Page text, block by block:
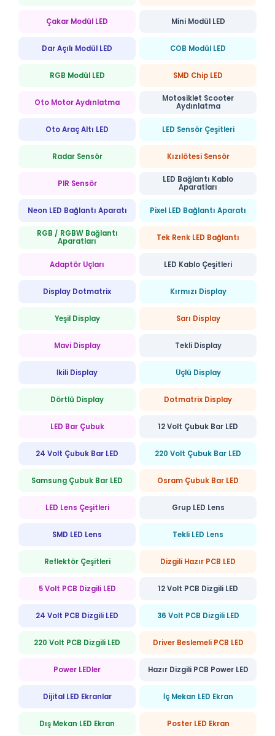
Çakar Modül LED Mini Modül LED
Dar Açılı Modül LED COB Modül LED
RGB Modül LED SMD Chip LED
Oto Motor Aydınlatma
Motosiklet Scooter
Aydınlatma
Oto Araç Altı LED LED Sensör Çeşitleri
Radar Sensör Kızılötesi Sensör
PIR Sensör
LED Bağlantı Kablo
Aparatları
Neon LED Bağlantı Aparatı Pixel LED Bağlantı Aparatı
RGB / RGBW Bağlantı
Aparatları
Tek Renk LED Bağlantı
Adaptör Uçları LED Kablo Çeşitleri
Display Dotmatrix Kırmızı Display
Yeşil Display Sarı Display
Mavi Display Tekli Display
İkili Display Üçlü Display
Dörtlü Display Dotmatrix Display
LED Bar Çubuk 12 Volt Çubuk Bar LED
24 Volt Çubuk Bar LED 220 Volt Çubuk Bar LED
Samsung Çubuk Bar LED Osram Çubuk Bar LED
LED Lens Çeşitleri Grup LED Lens
SMD LED Lens Tekli LED Lens
Reflektör Çeşitleri Dizgili Hazır PCB LED
5 Volt PCB Dizgili LED 12 Volt PCB Dizgili LED
24 Volt PCB Dizgili LED 36 Volt PCB Dizgili LED
220 Volt PCB Dizgili LED Driver Beslemeli PCB LED
Power LEDler Hazır Dizgili PCB Power LED
Dijital LED Ekranlar İç Mekan LED Ekran
Dış Mekan LED Ekran Poster LED Ekran